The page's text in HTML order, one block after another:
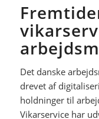
Det danske
drevet af
holdninger til
Vikarservice har